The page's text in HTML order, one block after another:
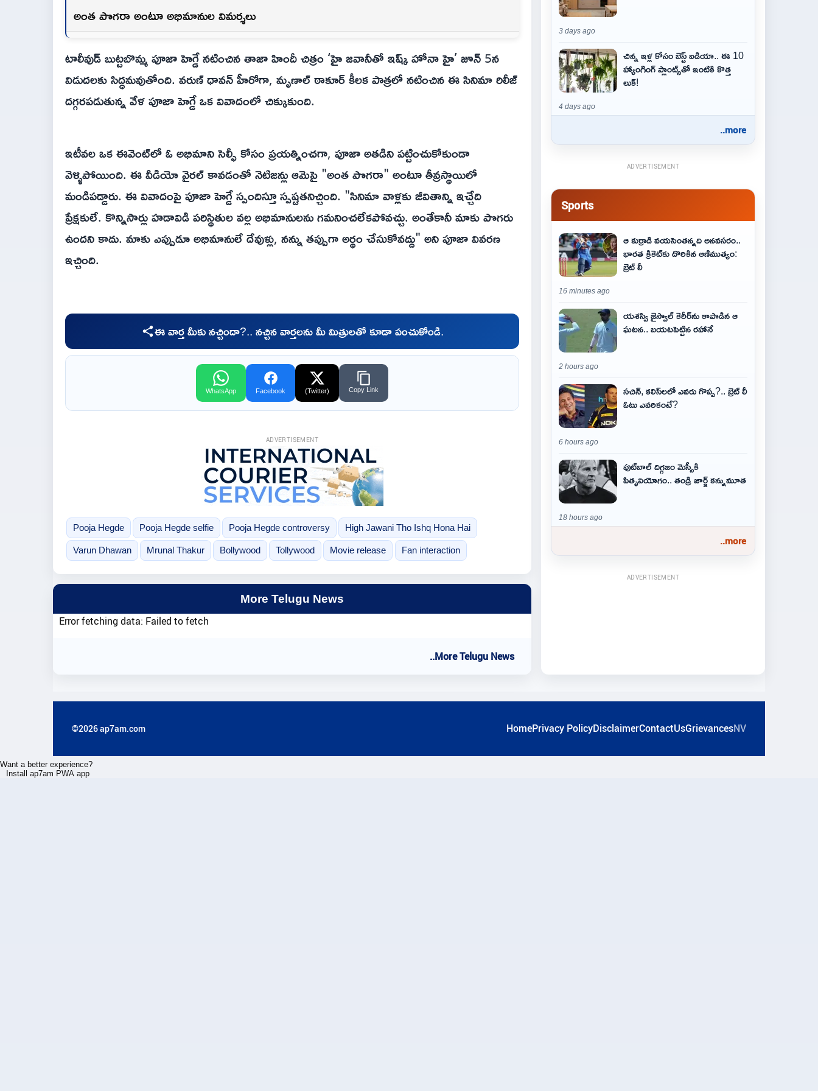
అంత పొగరా అంటూ అభిమానుల విమర్శలు
టాలీవుడ్ బుట్టబొమ్మ పూజా హెగ్డే నటించిన తాజా హిందీ చిత్రం ‘హై జవానీతో ఇష్క్ హోనా హై’ జూన్ 5న
విడుదలకు సిద్ధమవుతోంది. వరుణ్ ధావన్ హీరోగా, మృణాల్ ఠాకూర్ కీలక పాత్రలో నటించిన ఈ సినిమా రిలీజ్
దగ్గరపడుతున్న వేళ పూజా హెగ్డే ఒక వివాదంలో చిక్కుకుంది.
ఇటీవల ఒక ఈవెంట్‌లో ఓ అభిమాని సెల్ఫీ కోసం ప్రయత్నించగా, పూజా అతడిని పట్టించుకోకుండా
వెళ్ళిపోయింది. ఈ వీడియో వైరల్ కావడంతో నెటిజన్లు ఆమెపై "అంత పొగరా" అంటూ తీవ్రస్థాయిలో
మండిపడ్డారు. ఈ వివాదంపై పూజా హెగ్డే స్పందిస్తూ స్పష్టతనిచ్చింది. "సినిమా వాళ్లకు జీవితాన్ని ఇచ్చేది
ప్రేక్షకులే. కొన్నిసార్లు హడావిడి పరిస్థితుల వల్ల అభిమానులను గమనించలేకపోవచ్చు. అంతేకానీ మాకు పొగరు
ఉందని కాదు. మాకు ఎప్పుడూ అభిమానులే దేవుళ్లు, నన్ను తప్పుగా అర్థం చేసుకోవద్దు" అని పూజా వివరణ
ఇచ్చింది.
ఈ వార్త మీకు నచ్చిందా?.. నచ్చిన వార్తలను మీ మిత్రులతో కూడా పంచుకోండి.
WhatsApp Facebook (Twitter) Copy Link
ADVERTISEMENT
Pooja Hegde Pooja Hegde selfie Pooja Hegde controversy High Jawani Tho Ishq Hona Hai
Varun Dhawan Mrunal Thakur Bollywood Tollywood Movie release Fan interaction
More Telugu News
Error fetching data: Failed to fetch
..More Telugu News
3 days ago
చిన్న ఇళ్ల కోసం బెస్ట్ ఐడియా.. ఈ 10
హ్యాంగింగ్ ప్లాంట్స్‌తో ఇంటికి కొత్త
లుక్!
4 days ago
..more
ADVERTISEMENT
Sports
ఆ కుర్రాడి వయసెంతన్నది అనవసరం..
భారత క్రికెట్‌కు దొరికిన ఆణిముత్యం:
బ్రెట్ లీ
16 minutes ago
యశస్వి జైస్వాల్ కెరీర్‌ను కాపాడిన ఆ
ఘటన.. బయటపెట్టిన రహానే
2 hours ago
సచిన్, కలిస్‌లలో ఎవరు గొప్ప?.. బ్రెట్ లీ
ఓటు ఎవరికంటే?
6 hours ago
ఫుట్‌బాల్ దిగ్గజం మెస్సీకి
పితృవియోగం.. తండ్రి జార్జ్ కన్నుమూత
18 hours ago
..more
ADVERTISEMENT
©2026 ap7am.com HomePrivacy PolicyDisclaimerContactUsGrievancesNV
Want a better experience?
Install ap7am PWA app